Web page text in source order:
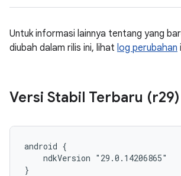
Untuk informasi lainnya tentang yang
diubah dalam rilis ini, lihat log perubahan
Versi Stabil Terbaru (r29)
android {
    ndkVersion "29.0.14206865"
}